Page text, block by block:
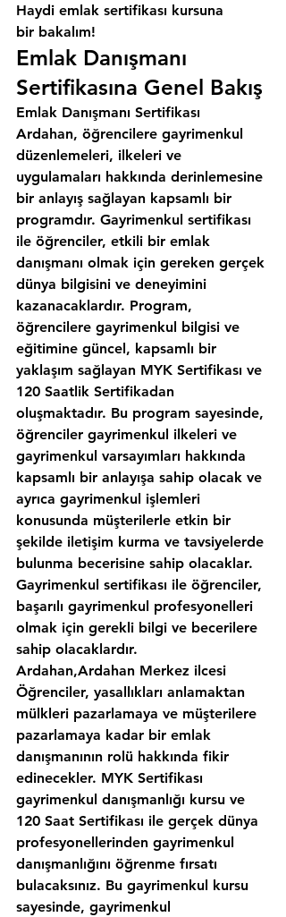
Haydi emlak sertifikası kursuna
bir bakalım!
Emlak Danışmanı
Sertifikasına Genel Bakış
Emlak Danışmanı Sertifikası
Ardahan, öğrencilere gayrimenkul
düzenlemeleri, ilkeleri ve
uygulamaları hakkında derinlemesine
bir anlayış sağlayan kapsamlı bir
programdır. Gayrimenkul sertifikası
ile öğrenciler, etkili bir emlak
danışmanı olmak için gereken gerçek
dünya bilgisini ve deneyimini
kazanacaklardır. Program,
öğrencilere gayrimenkul bilgisi ve
eğitimine güncel, kapsamlı bir
yaklaşım sağlayan MYK Sertifikası ve
120 Saatlik Sertifikadan
oluşmaktadır. Bu program sayesinde,
öğrenciler gayrimenkul ilkeleri ve
gayrimenkul varsayımları hakkında
kapsamlı bir anlayışa sahip olacak ve
ayrıca gayrimenkul işlemleri
konusunda müşterilerle etkin bir
şekilde iletişim kurma ve tavsiyelerde
bulunma becerisine sahip olacaklar.
Gayrimenkul sertifikası ile öğrenciler,
başarılı gayrimenkul profesyonelleri
olmak için gerekli bilgi ve becerilere
sahip olacaklardır.
Ardahan,Ardahan Merkez ilcesi
Öğrenciler, yasallıkları anlamaktan
mülkleri pazarlamaya ve müşterilere
pazarlamaya kadar bir emlak
danışmanının rolü hakkında fikir
edinecekler. MYK Sertifikası
gayrimenkul danışmanlığı kursu ve
120 Saat Sertifikası ile gerçek dünya
profesyonellerinden gayrimenkul
danışmanlığını öğrenme fırsatı
bulacaksınız. Bu gayrimenkul kursu
sayesinde, gayrimenkul